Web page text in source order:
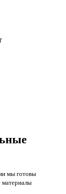
мы готовы
материалы